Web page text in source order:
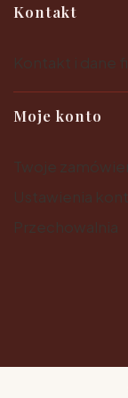
Kontakt
Moje konto